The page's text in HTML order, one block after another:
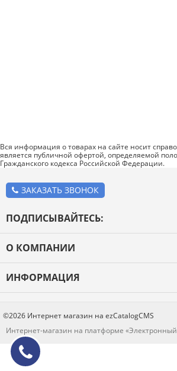
Вся информация о товарах на сайте носит
является публичной офертой, определяемой
Гражданского кодекса Российской Федерации.
ЗАКАЗАТЬ ЗВОНОК
ПОДПИСЫВАЙТЕСЬ:
О КОМПАНИИ
Контакты
Политика конфиденциальности
ИНФОРМАЦИЯ
Каталог товаров
Блог
Отзывы
©2026 Интернет магазин на ezCatalogCMS
Интернет-магазин на платформе